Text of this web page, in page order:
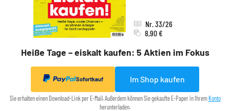
Heiße Tage – eiskalt kaufen: 5 Aktien im Fokus
Nr. 33/26
8,90 €
Sofortkauf Im Shop kaufen
Sie erhalten einen Download-Link per E-Mail. Außerdem können Sie gekaufte E-Paper in IhremKonto
herunterladen.